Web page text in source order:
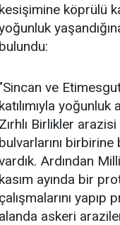
kesişimine köprülü
bulundu:
"Sincan ve
katılımıyla
Zırhlı Birlikler
bulvarlarını
Ardından
kasım ayında bir
çalışmalarını
alanda askeri